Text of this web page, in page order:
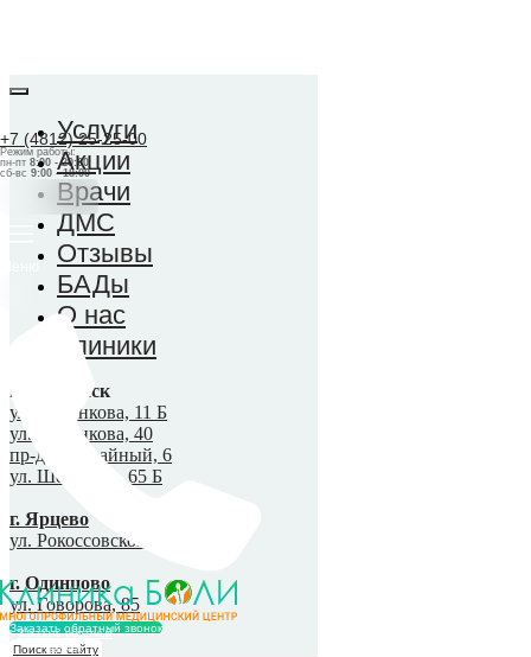
+7 (4812) 25-25-00
Режим работы:
пн-пт 8:00 - 20:00
сб-вс 9:00 - 18:00
Заказать обратный
звонок
Услуги
Акции
Врачи
ДМС
Отзывы
БАДы
О нас
Клиники
г. Смоленск
ул. Рыленкова, 11 Б
ул. Рыленкова, 40
пр-д Трамвайный, 6
ул. Шевченко, 65 Б
г. Ярцево
ул. Рокоссовского, 65
г. Одинцово
ул. Говорова, 85
Заказать обратный звонок
Поиск по сайту